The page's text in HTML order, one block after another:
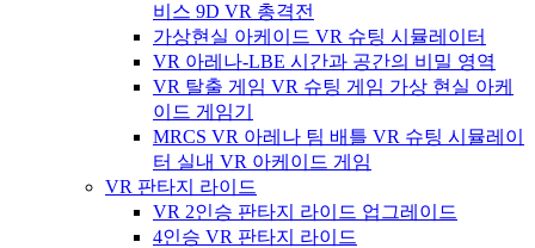
비스 9D VR 총격전
가상현실 아케이드 VR 슈팅 시뮬레이터
VR 아레나-LBE 시간과 공간의 비밀 영역
VR 탈출 게임 VR 슈팅 게임 가상 현실 아케
이드 게임기
MRCS VR 아레나 팀 배틀 VR 슈팅 시뮬레이
터 실내 VR 아케이드 게임
VR 판타지 라이드
VR 2인승 판타지 라이드 업그레이드
4인승 VR 판타지 라이드